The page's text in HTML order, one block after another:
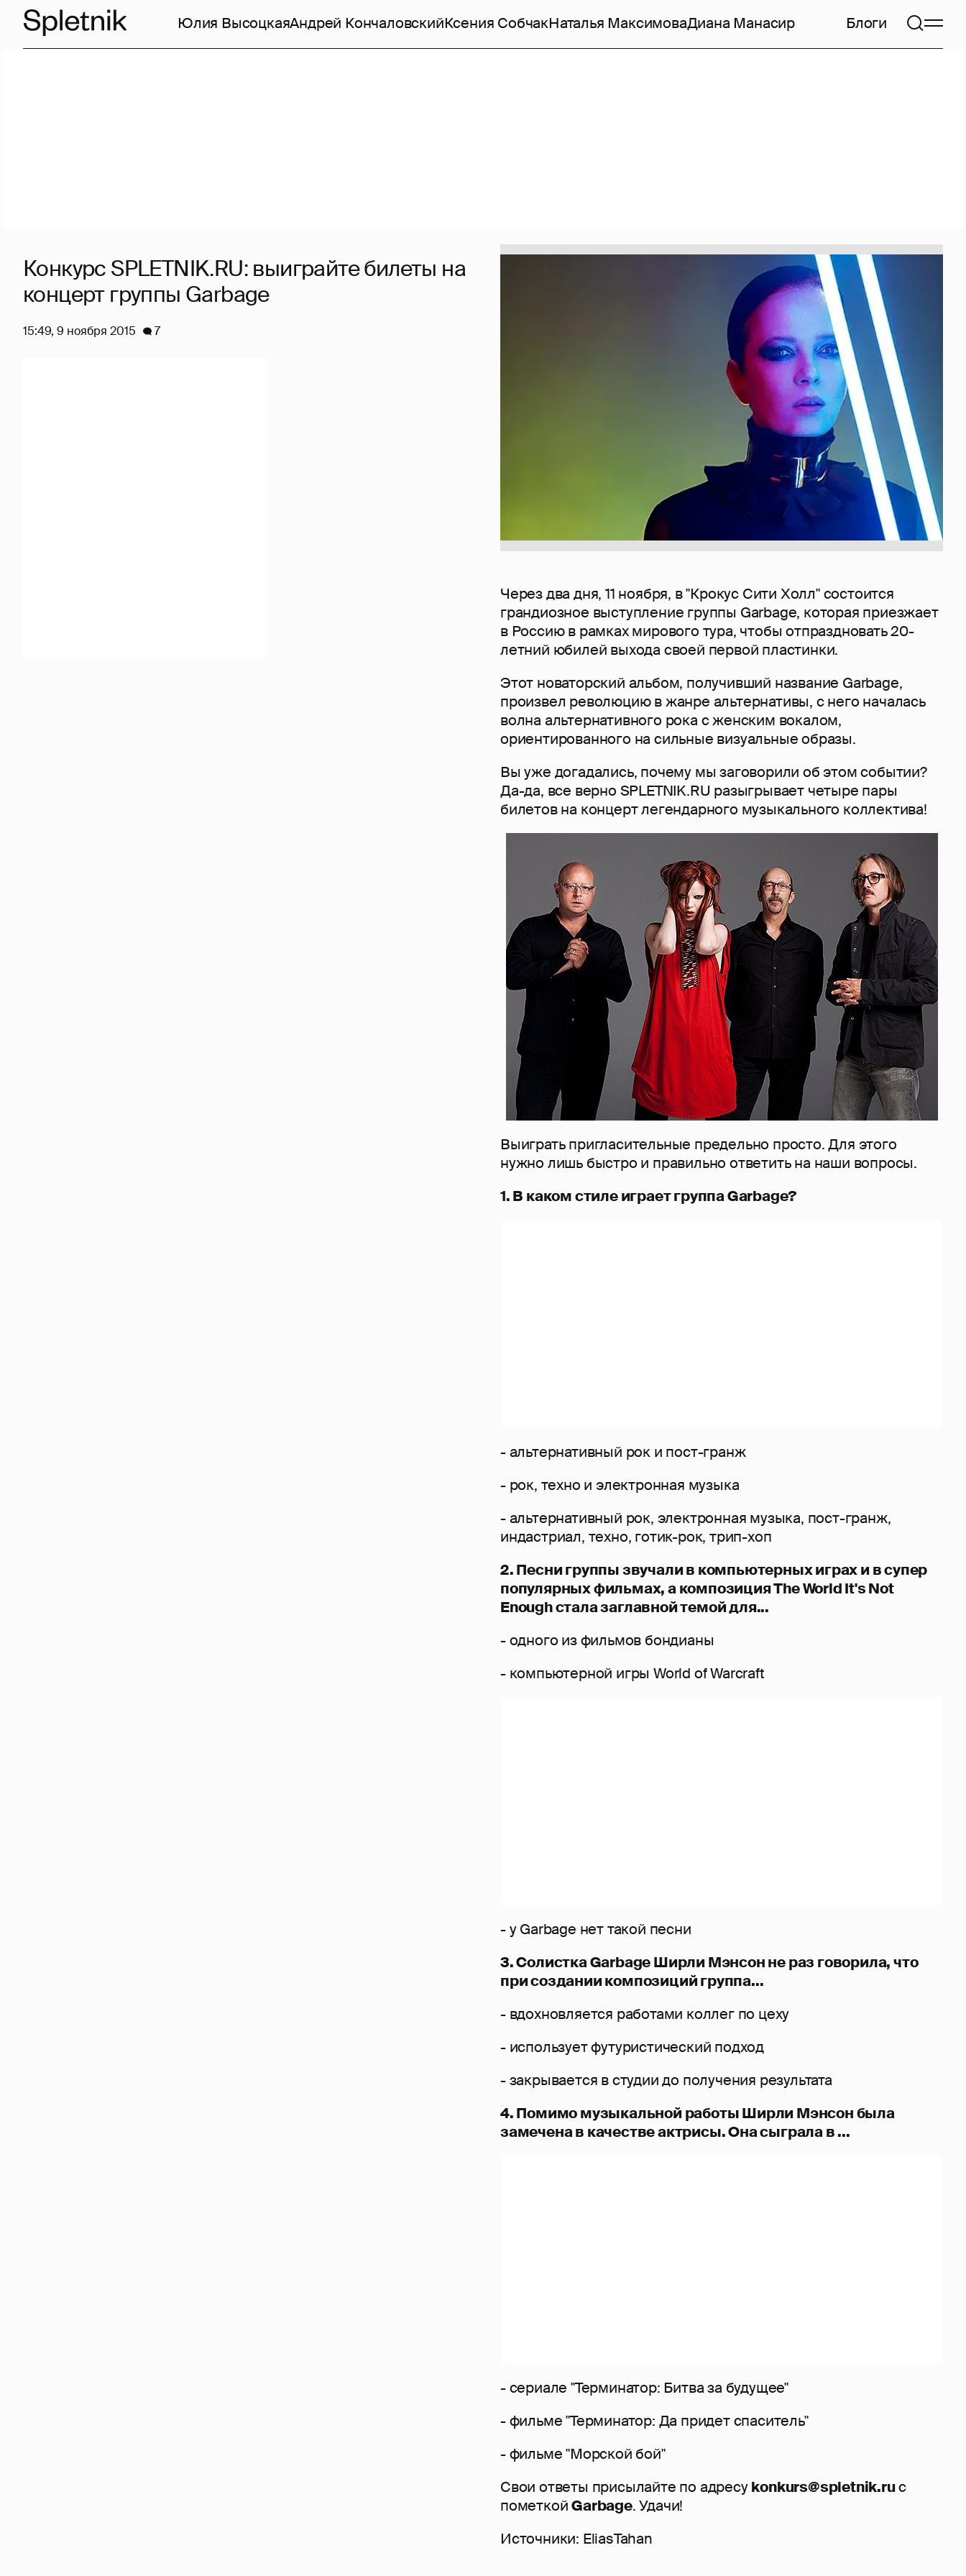
Юлия ВысоцкаяАндрей КончаловскийКсения СобчакНаталья МаксимоваДиана Манасир Блоги
Через два дня, 11 ноября, в "Крокус Сити Холл" состоится
грандиозное выступление группы Garbage, которая приезжает
в Россию в рамках мирового тура, чтобы отпраздновать 20-
летний юбилей выхода своей первой пластинки.
Этот новаторский альбом, получивший название Garbage,
произвел революцию в жанре альтернативы, с него началась
волна альтернативного рока с женским вокалом,
ориентированного на сильные визуальные образы.
Вы уже догадались, почему мы заговорили об этом событии?
Да-да, все верно SPLETNIK.RU разыгрывает четыре пары
билетов на концерт легендарного музыкального коллектива!
Выиграть пригласительные предельно просто. Для этого
нужно лишь быстро и правильно ответить на наши вопросы.
1. В каком стиле играет группа Garbage?
- альтернативный рок и пост-гранж
- рок, техно и электронная музыка
- альтернативный рок, электронная музыка, пост-гранж,
индастриал, техно, готик-рок, трип-хоп
2. Песни группы звучали в компьютерных играх и в супер
популярных фильмах, а композиция The World It's Not
Enough стала заглавной темой для...
- одного из фильмов бондианы
- компьютерной игры World of Warcraft
- у Garbage нет такой песни
3. Солистка Garbage Ширли Мэнсон не раз говорила, что
при создании композиций группа...
- вдохновляется работами коллег по цеху
- использует футуристический подход
- закрывается в студии до получения результата
4. Помимо музыкальной работы Ширли Мэнсон была
замечена в качестве актрисы. Она сыграла в ...
- сериале "Терминатор: Битва за будущее"
- фильме "Терминатор: Да придет спаситель"
- фильме "Морской бой"
Свои ответы присылайте по адресуkonkurs@spletnik.ruс
пометкойGarbage. Удачи!
Источники: EliasTahan
Конкурс SPLETNIK.RU: выиграйте билеты на
концерт группы Garbage
15:49, 9 ноября 2015 7